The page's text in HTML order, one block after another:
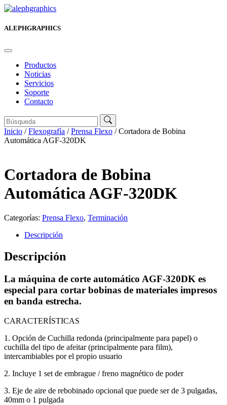
ALEPHGRAPHICS
Productos
Noticias
Servicios
Soporte
Contacto
Inicio /Flexografía /Prensa Flexo / Cortadora de Bobina
Automática AGF-320DK
Cortadora de Bobina
Automática AGF-320DK
Categorías: Prensa Flexo, Terminación
Descripción
Descripción
La máquina de corte automático AGF-320DK es
especial para cortar bobinas de materiales impresos
en banda estrecha.
CARACTERÍSTICAS
1. Opción de Cuchilla redonda (principalmente para papel) o
cuchilla del tipo de afeitar (principalmente para film),
intercambiables por el propio usuario
2. Incluye 1 set de embrague / freno magnético de poder
3. Eje de aire de rebobinado opcional que puede ser de 3 pulgadas,
40mm o 1 pulgada